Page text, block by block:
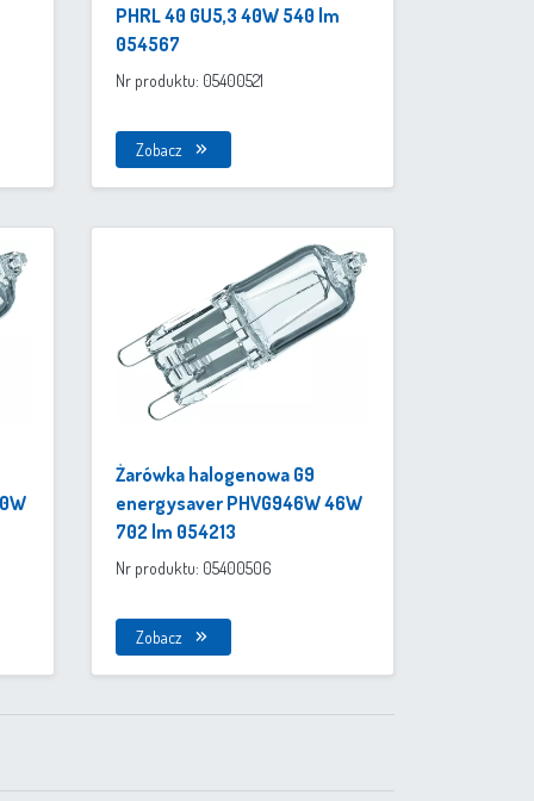
PHRL 40 GU5,3 40W 540 lm
054567
Nr produktu: 05400521
Zobacz
Żarówka halogenowa G9
energysaver PHVG946W 46W
702 lm 054213
Nr produktu: 05400506
Zobacz